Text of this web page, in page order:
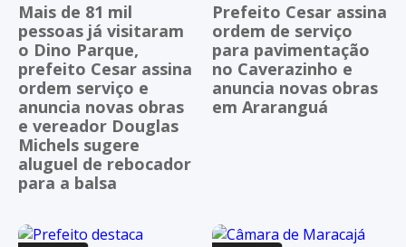
Mais de 81 mil
pessoas já visitaram
o Dino Parque,
prefeito Cesar assina
ordem serviço e
anuncia novas obras
e vereador Douglas
Michels sugere
aluguel de rebocador
para a balsa
Prefeito Cesar assina
ordem de serviço
para pavimentação
no Caverazinho e
anuncia novas obras
em Araranguá